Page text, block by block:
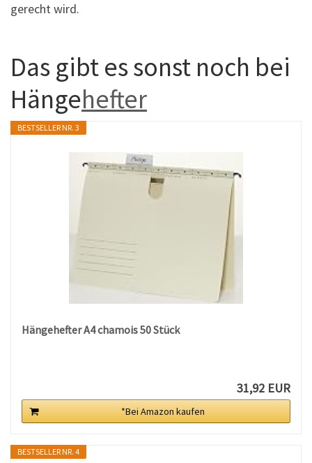
gerecht wird.
Das gibt es sonst noch bei
Hängehefter
BESTSELLER NR. 3
Hängehefter A4 chamois 50 Stück
31,92 EUR
*Bei Amazon kaufen
BESTSELLER NR. 4